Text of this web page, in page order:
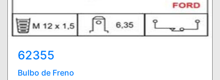
62355
Bulbo de Freno